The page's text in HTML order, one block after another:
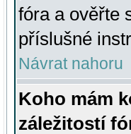
fóra a ověřte
příslušné
Návrat nahoru
Koho mám
záležitostí